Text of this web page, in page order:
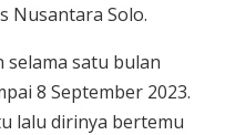
Nusantara Solo.
selama satu bulan
8 September 2023.
lalu dirinya bertemu